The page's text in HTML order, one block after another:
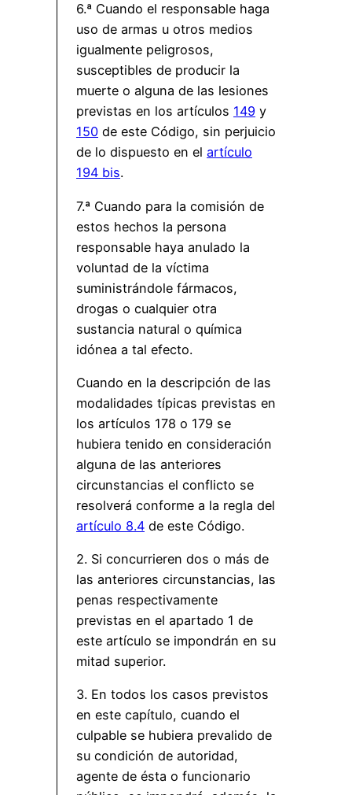
6.ª Cuando el responsable haga
uso de armas u otros medios
igualmente peligrosos,
susceptibles de producir la
muerte o alguna de las lesiones
previstas en los artículos 149 y
150 de este Código, sin perjuicio
de lo dispuesto en el artículo
194 bis.
7.ª Cuando para la comisión de
estos hechos la persona
responsable haya anulado la
voluntad de la víctima
suministrándole fármacos,
drogas o cualquier otra
sustancia natural o química
idónea a tal efecto.
Cuando en la descripción de las
modalidades típicas previstas en
los artículos 178 o 179 se
hubiera tenido en consideración
alguna de las anteriores
circunstancias el conflicto se
resolverá conforme a la regla del
artículo 8.4 de este Código.
2. Si concurrieren dos o más de
las anteriores circunstancias, las
penas respectivamente
previstas en el apartado 1 de
este artículo se impondrán en su
mitad superior.
3. En todos los casos previstos
en este capítulo, cuando el
culpable se hubiera prevalido de
su condición de autoridad,
agente de ésta o funcionario